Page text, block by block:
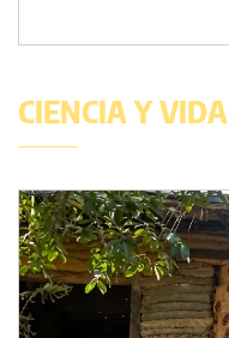
CIENCIA Y VIDA